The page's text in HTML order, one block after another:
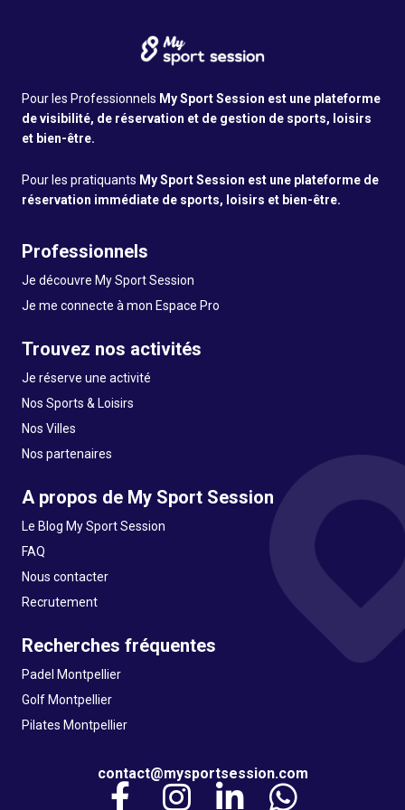
Pour les Professionnels My Sport Session est une plateforme
de visibilité, de réservation et de gestion de sports, loisirs
et bien-être.
Pour les pratiquants My Sport Session est une plateforme de
réservation immédiate de sports, loisirs et bien-être.
Professionnels
Je découvre My Sport Session
Je me connecte à mon Espace Pro
Trouvez nos activités
Je réserve une activité
Nos Sports & Loisirs
Nos Villes
Nos partenaires
A propos de My Sport Session
Le Blog My Sport Session
FAQ
Nous contacter
Recrutement
Recherches fréquentes
Padel Montpellier
Golf Montpellier
Pilates Montpellier
contact@mysportsession.com